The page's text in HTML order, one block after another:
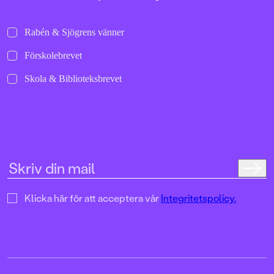
Rabén & Sjögrens vänner
Förskolebrevet
Skola & Biblioteksbrevet
Klicka här för att acceptera vårIntegritetspolicy.